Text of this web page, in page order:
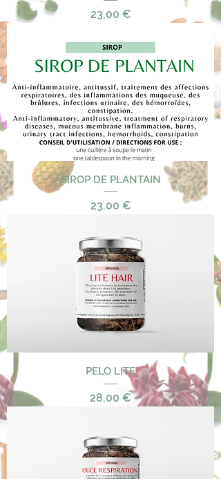
Precio
23,00 €
SIROP DE PLANTAIN
Precio
23,00 €
PELO LITE
Precio
28,00 €